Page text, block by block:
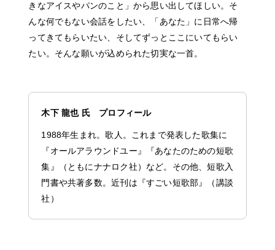
きなアイスやパンのこと」から思い出してほしい。そ
んな何でもない会話をしたい、「あなた」に日常へ帰
ってきてもらいたい、そしてずっとここにいてもらい
たい。そんな願いが込められた切実な一首。
木下 龍也 氏 プロフィール
1988年生まれ。歌人。これまで発表した歌集に
『オールアラウンドユー』『あなたのための短歌
集』（ともにナナロク社）など。その他、短歌入
門書や共著多数。近刊は『すごい短歌部』（講談
社）